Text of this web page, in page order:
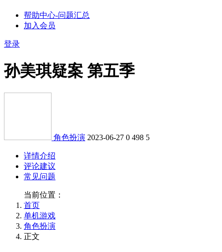
帮助中心-问题汇总
加入会员
登录
孙美琪疑案 第五季
角色扮演 2023-06-27 0 498 5
详情介绍
评论建议
常见问题
当前位置：
首页
单机游戏
角色扮演
正文